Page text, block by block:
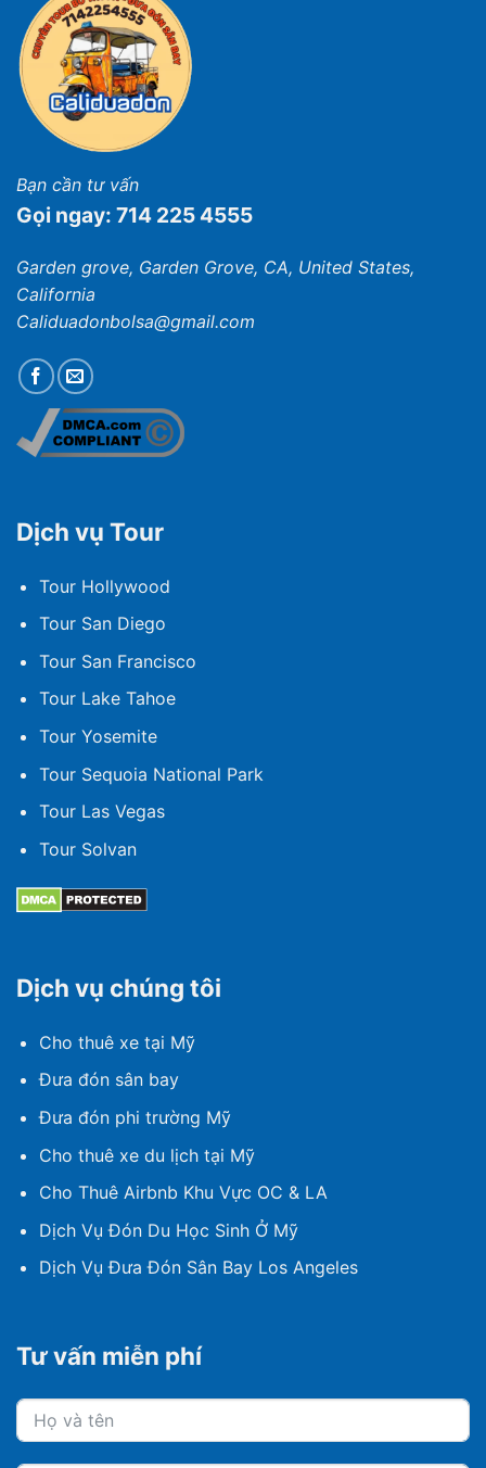
Bạn cần tư vấn
Gọi ngay: 714 225 4555
Garden grove, Garden Grove, CA, United States,
California
Caliduadonbolsa@gmail.com
Dịch vụ Tour
Tour Hollywood
Tour San Diego
Tour San Francisco
Tour Lake Tahoe
Tour Yosemite
Tour Sequoia National Park
Tour Las Vegas
Tour Solvan
Dịch vụ chúng tôi
Cho thuê xe tại Mỹ
Đưa đón sân bay
Đưa đón phi trường Mỹ
Cho thuê xe du lịch tại Mỹ
Cho Thuê Airbnb Khu Vực OC & LA
Dịch Vụ Đón Du Học Sinh Ở Mỹ
Dịch Vụ Đưa Đón Sân Bay Los Angeles
Tư vấn miễn phí